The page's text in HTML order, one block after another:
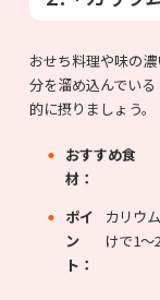
おせち料理や味の
分を溜め込んでい
的に摂りましょう。
おすすめ食
材：
ポイ
ン
ト：
カリウ
けで1〜